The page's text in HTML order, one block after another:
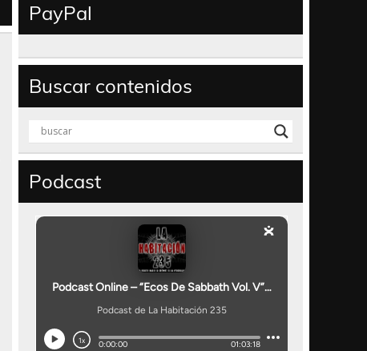
PayPal
Buscar contenidos
Podcast